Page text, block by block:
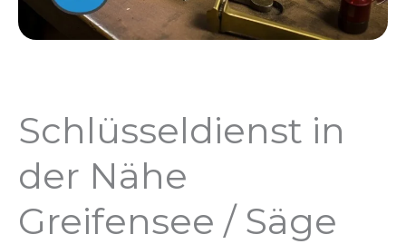
Schlüsseldienst in
der Nähe
Greifensee / Säge